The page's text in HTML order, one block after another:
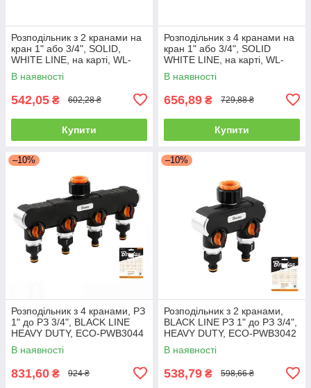
Розподільник з 2 кранами на
кран 1" або 3/4", SOLID,
WHITE LINE, на карті, WL-
3032K
В наявності
542,05 ₴ 602,28 ₴
Купити
Розподільник з 4 кранами на
кран 1" або 3/4", SOLID
WHITE LINE, на карті, WL-
3034K
В наявності
656,89 ₴ 729,88 ₴
Купити
–10%
Розподільник з 4 кранами, РЗ
1" до РЗ 3/4", BLACK LINE
HEAVY DUTY, ECO-PWB3044
В наявності
831,60 ₴ 924 ₴
–10%
Розподільник з 2 кранами,
BLACK LINE РЗ 1" до РЗ 3/4",
HEAVY DUTY, ECO-PWB3042
В наявності
538,79 ₴ 598,66 ₴